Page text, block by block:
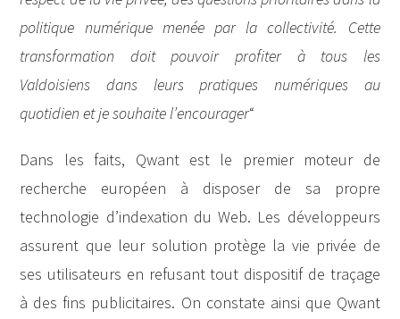
politique numérique menée par la collectivité. Cette
transformation doit pouvoir profiter à tous les
Valdoisiens dans leurs pratiques numériques au
quotidien et je souhaite l’encourager“
Dans les faits, Qwant est le premier moteur de
recherche européen à disposer de sa propre
technologie d’indexation du Web. Les développeurs
assurent que leur solution protège la vie privée de
ses utilisateurs en refusant tout dispositif de traçage
à des fins publicitaires. On constate ainsi que Qwant